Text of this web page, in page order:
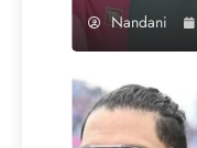
Nandani